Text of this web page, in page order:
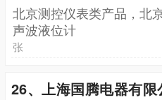
北京测控仪表类产品，北
声波液位计
张
26、上海国腾电器有限